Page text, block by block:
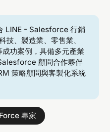
LINE - Salesforce 行銷
、製造業、零售業、
功案例，具備多元產業
顧問合作夥伴
策略顧問與客製化系統
專家